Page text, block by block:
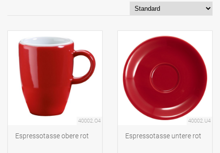
40002.O4
Espressotasse obere rot
40002.U4
Espressotasse untere rot